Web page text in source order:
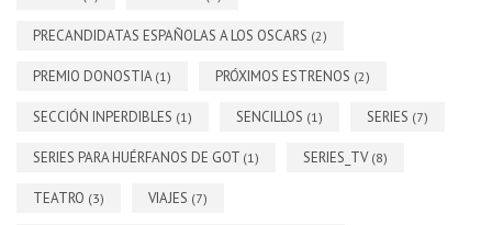
PRECANDIDATAS ESPAÑOLAS A LOS OSCARS (2)
PREMIO DONOSTIA (1) PRÓXIMOS ESTRENOS (2)
SECCIÓN INPERDIBLES (1) SENCILLOS (1) SERIES (7)
SERIES PARA HUÉRFANOS DE GOT (1) SERIES_TV (8)
TEATRO (3) VIAJES (7)